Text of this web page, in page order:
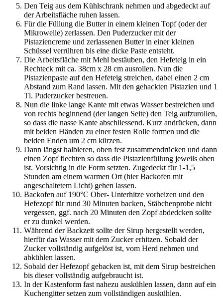
Den Teig aus dem Kühlschrank nehmen und abgedeckt auf
der Arbeitsfläche ruhen lassen.
Für die Füllung die Butter in einem kleinen Topf (oder der
Mikrowelle) zerlassen. Den Puderzucker mit der
Pistaziencreme und zerlassenen Butter in einer kleinen
Schüssel verrühren bis eine dicke Paste entsteht.
Die Arbeitsfläche mit Mehl bestäuben, den Hefeteig in ein
Rechteck mit ca. 38cm x 28 cm ausrollen. Nun die
Pistazienpaste auf den Hefeteig streichen, dabei einen 2 cm
Abstand zum Rand lassen. Mit den gehackten Pistazien und 1
Tl. Puderzucker bestreuen.
Nun die linke lange Kante mit etwas Wasser bestreichen und
von rechts beginnend (der langen Seite) den Teig aufzurollen,
so dass die nasse Kante abschliessend. Kurz andrücken, dann
mit beiden Händen zu einer festen Rolle formen und die
beiden Enden um 2 cm kürzen.
Dann längst halbieren, oben fest zusammendrücken und dann
einen Zopf flechten so dass die Pistazienfüllung jeweils oben
ist. Vorsichtig in die Form setzten. Zugedeckt für 1-1,5
Stunden am einem warmen Ort (hier Backofen mit
angeschaltetem Licht) gehen lassen.
Backofen auf 190°C Ober- Unterhitze vorheizen und den
Hefezopf für rund 30 Minuten backen, Stäbchenprobe nicht
vergessen, ggf. nach 20 Minuten den Zopf abdedcken sollte
er zu dunkel werden.
Während der Backzeit sollte der Sirup hergestellt werden,
hierfür das Wasser mit dem Zucker erhitzen. Sobald der
Zucker vollständig aufgelöst ist, vom Herd nehmen und
abkühlen lassen.
Sobald der Hefezopf gebacken ist, mit dem Sirup bestreichen
bis dieser vollständig aufgebraucht ist.
In der Kastenform fast nahezu auskühlen lassen, dann auf ein
Kuchengitter setzen zum vollständigen auskühlen.